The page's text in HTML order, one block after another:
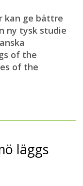
kan ge bättre
ny tysk studie
of the
of the
läggs